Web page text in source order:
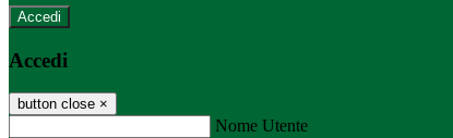
Accedi
Accedi
button close ×
Nome Utente